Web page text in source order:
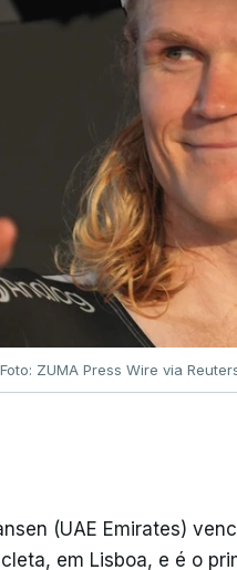
Foto: ZUMA Press Wire via
(UAE Emirates)
em Lisboa, e é o